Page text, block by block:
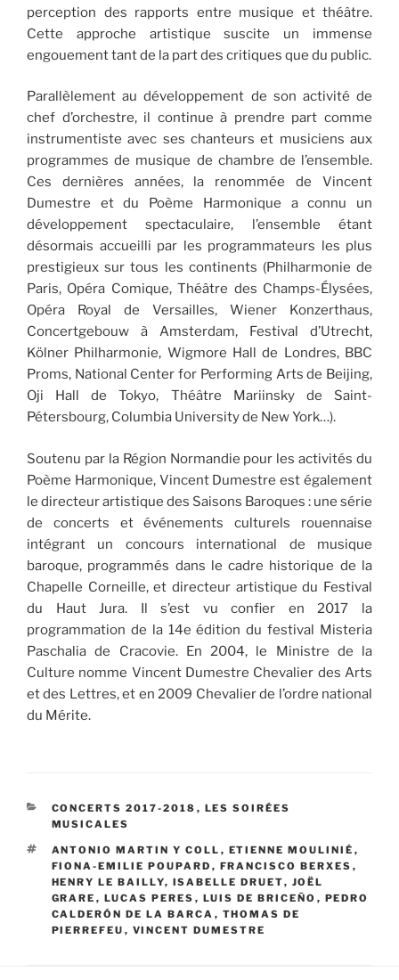
perception des rapports entre musique et théâtre.
Cette approche artistique suscite un immense
engouement tant de la part des critiques que du public.
Parallèlement au développement de son activité de
chef d’orchestre, il continue à prendre part comme
instrumentiste avec ses chanteurs et musiciens aux
programmes de musique de chambre de l’ensemble.
Ces dernières années, la renommée de Vincent
Dumestre et du Poème Harmonique a connu un
développement spectaculaire, l’ensemble étant
désormais accueilli par les programmateurs les plus
prestigieux sur tous les continents (Philharmonie de
Paris, Opéra Comique, Théâtre des Champs-Élysées,
Opéra Royal de Versailles, Wiener Konzerthaus,
Concertgebouw à Amsterdam, Festival d’Utrecht,
Kölner Philharmonie, Wigmore Hall de Londres, BBC
Proms, National Center for Performing Arts de Beijing,
Oji Hall de Tokyo, Théâtre Mariinsky de Saint-
Pétersbourg, Columbia University de New York…).
Soutenu par la Région Normandie pour les activités du
Poème Harmonique, Vincent Dumestre est également
le directeur artistique des Saisons Baroques : une série
de concerts et événements culturels rouennaise
intégrant un concours international de musique
baroque, programmés dans le cadre historique de la
Chapelle Corneille, et directeur artistique du Festival
du Haut Jura. Il s’est vu confier en 2017 la
programmation de la 14e édition du festival Misteria
Paschalia de Cracovie. En 2004, le Ministre de la
Culture nomme Vincent Dumestre Chevalier des Arts
et des Lettres, et en 2009 Chevalier de l’ordre national
du Mérite.
CATÉGORIES
CONCERTS 2017-2018 , LES SOIRÉES
MUSICALES
ÉTIQUETTES
ANTONIO MARTIN Y COLL , ETIENNE MOULINIÉ ,
FIONA-EMILIE POUPARD , FRANCISCO BERXES ,
HENRY LE BAILLY, ISABELLE DRUET, JOËL
GRARE , LUCAS PERES , LUIS DE BRICEÑO , PEDRO
CALDERÓN DE LA BARCA , THOMAS DE
PIERREFEU , VINCENT DUMESTRE